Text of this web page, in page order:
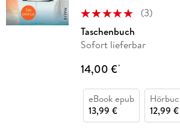
(3)
Taschenbuch
Sofort lieferbar
14,00 €*
eBook epub
13,99 €
12,99 €